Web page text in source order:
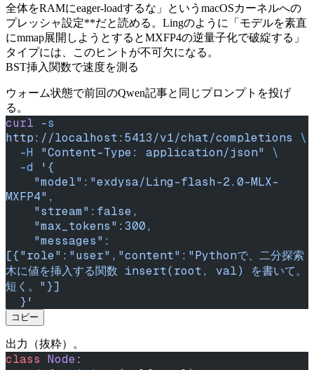
全体をRAMにeager-loadするな」というmacOSカーネルへの
プレッシャ設定**だと読める。Lingのように「モデルを素直
にmmap展開しようとするとMXFP4の逆量子化で破綻する」
タイプには、このヒントが不可欠になる。
BST挿入関数で速度を測る
ウォーム状態で前回のQwen記事と同じプロンプトを投げ
る。
curl -s
http://localhost:5413/v1/chat/completions \
  -H
"Content-Type: application/json"
\
  -d
'{
MXFP4",
    "stream":false,
    "max_tokens":300,
[{"role":"user","content":"Pythonで、二分探索
木に値を挿入する関数 insert(root, val) を書いて。
短く。"}]
  }'
コピー
出力（抜粋）。
class Node: